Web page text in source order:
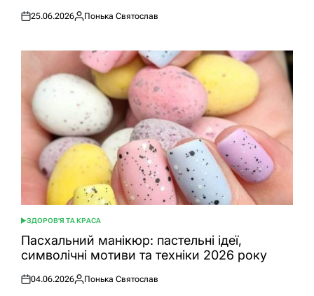
Оприлюднено
25.06.2026
Опубліковано
Понька Святослав
ОПУБЛІКУВАТИ
У
ЗДОРОВ'Я ТА КРАСА
Пасхальний манікюр: пастельні ідеї,
символічні мотиви та техніки 2026 року
Оприлюднено
04.06.2026
Опубліковано
Понька Святослав